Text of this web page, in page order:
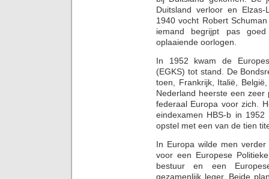
Duitsland verloor en
1940 vocht Robert
iemand begrijpt pas
oplaaiende oorlogen.
In 1952 kwam de
(EGKS) tot stand. De
toen, Frankrijk, Italië,
Nederland heerste een
federaal Europa voor zich.
eindexamen HBS-b in
opstel met een van de tien
In Europa wilde men
voor een Europese
bestuur en een
gezamenlijk leger. Beide